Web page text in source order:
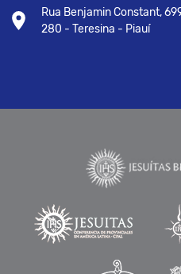
Rua Benjamin Constant,
280 - Teresina - Piauí